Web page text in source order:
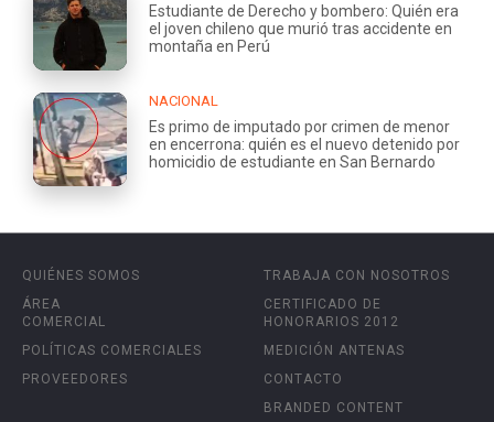
Estudiante de Derecho y bombero: Quién era
el joven chileno que murió tras accidente en
montaña en Perú
NACIONAL
Es primo de imputado por crimen de menor
en encerrona: quién es el nuevo detenido por
homicidio de estudiante en San Bernardo
QUIÉNES SOMOS
ÁREA
COMERCIAL
POLÍTICAS COMERCIALES
PROVEEDORES
TRABAJA CON NOSOTROS
CERTIFICADO DE
HONORARIOS 2012
MEDICIÓN ANTENAS
CONTACTO
BRANDED CONTENT